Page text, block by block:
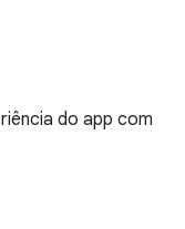
do app com